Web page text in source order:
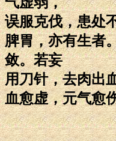
误服克伐，患处
脾胃，亦有生者
敛。若妄
用刀针，去肉出
血愈虚，元气愈